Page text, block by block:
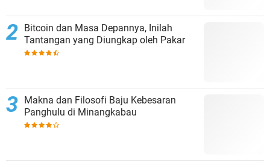
Bitcoin dan Masa Depannya, Inilah
Tantangan yang Diungkap oleh Pakar
Makna dan Filosofi Baju Kebesaran
Panghulu di Minangkabau